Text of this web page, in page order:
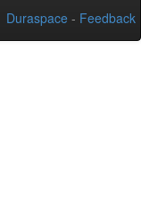
Duraspace - Feedback